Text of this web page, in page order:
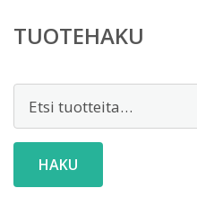
TUOTEHAKU
HAKU